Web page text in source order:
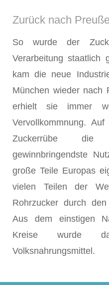
Zurück nach
So wurde der
Verarbeitung staatlich
kam die neue
Mün­chen wieder nach
erhielt sie immer
Vervollkommnung.
Zucker­rübe die
gewinnbringendste
große Teile Europas
vielen Teilen der
Rohrzucker durch
Aus dem einstigen
Kreise wurde
Volksnahrungsmittel.